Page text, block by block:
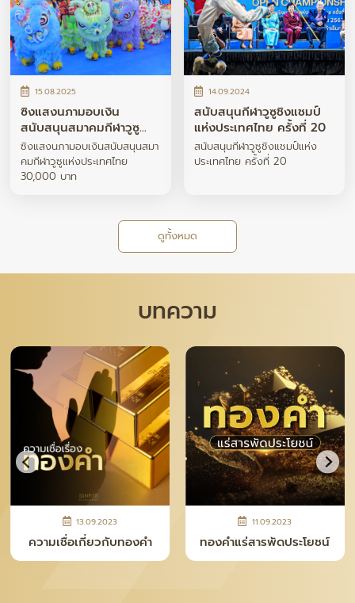
15.08.2025
ซิงแสงนภามอบเงิน
สนับสนุนสมาคมกีฬาวูซู
แห่งประเทศไทย 30,000
บาท
ซิงแสงนภามอบเงินสนับสนุนสมา
คมกีฬาวูซูแห่งประเทศไทย
30,000 บาท
14.09.2024
สนับสนุนกีฬาวูซูชิงแชมป์
แห่งประเทศไทย ครั้งที่ 20
สนับสนุนกีฬาวูซูชิงแชมป์แห่ง
ประเทศไทย ครั้งที่ 20
ดูทั้งหมด
บทความ
13.09.2023
ความเชื่อเกี่ยวกับทองคำ
11.09.2023
ทองคำแร่สารพัดประโยชน์